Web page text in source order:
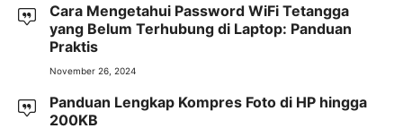
Cara Mengetahui Password WiFi Tetangga
yang Belum Terhubung di Laptop: Panduan
Praktis
November 26, 2024
Panduan Lengkap Kompres Foto di HP hingga
200KB